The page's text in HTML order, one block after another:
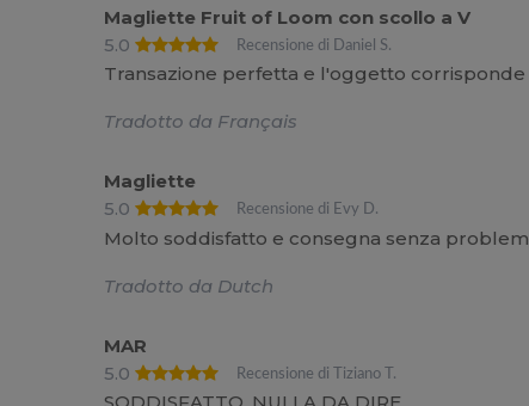
Magliette Fruit of Loom con scollo a V
5.0
Recensione di Daniel S.
Transazione perfetta e l'oggetto
Tradotto da Français
Magliette
5.0
Recensione di Evy D.
Molto soddisfatto e consegna senza
Tradotto da Dutch
MAR
5.0
Recensione di Tiziano T.